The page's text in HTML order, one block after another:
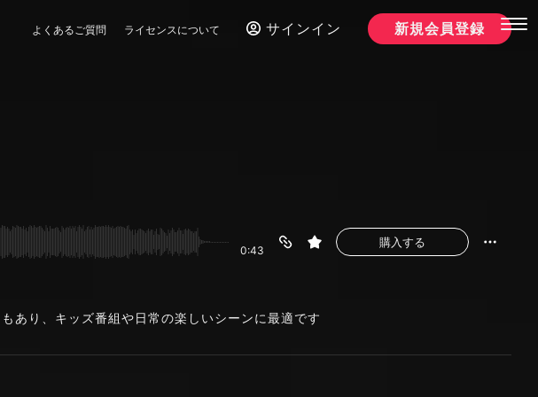
よくあるご質問 ライセンスについて サインイン 新規会員登録
0:43
購入する
あり、キッズ番組や日常の楽しいシーンに最適です